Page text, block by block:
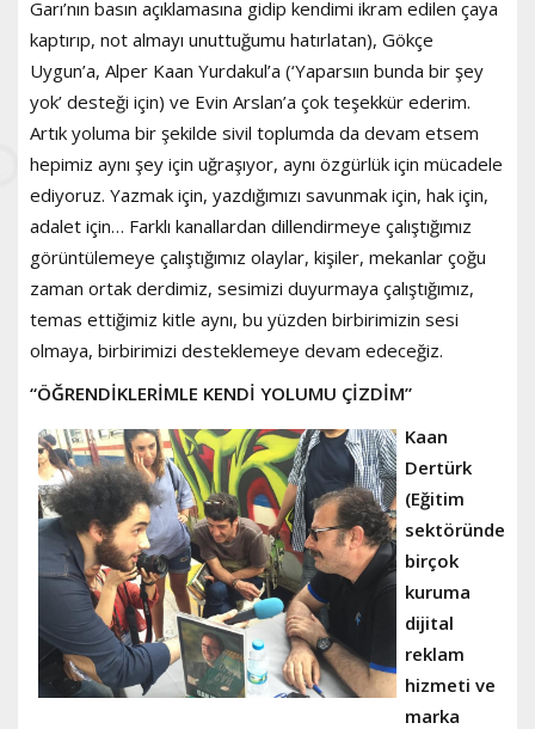
Garı’nın basın açıklamasına gidip kendimi ikram edilen çaya
kaptırıp, not almayı unuttuğumu hatırlatan), Gökçe
Uygun’a, Alper Kaan Yurdakul’a (‘Yaparsıın bunda bir şey
yok’ desteği için) ve Evin Arslan’a çok teşekkür ederim.
Artık yoluma bir şekilde sivil toplumda da devam etsem
hepimiz aynı şey için uğraşıyor, aynı özgürlük için mücadele
ediyoruz. Yazmak için, yazdığımızı savunmak için, hak için,
adalet için… Farklı kanallardan dillendirmeye çalıştığımız
görüntülemeye çalıştığımız olaylar, kişiler, mekanlar çoğu
zaman ortak derdimiz, sesimizi duyurmaya çalıştığımız,
temas ettiğimiz kitle aynı, bu yüzden birbirimizin sesi
olmaya, birbirimizi desteklemeye devam edeceğiz.
“ÖĞRENDİKLERİMLE KENDİ YOLUMU ÇİZDİM”
Kaan
Dertürk
(Eğitim
sektöründe
birçok
kuruma
dijital
reklam
hizmeti ve
marka